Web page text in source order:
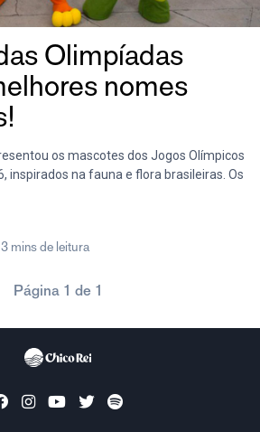
Olimpíadas
nomes
os mascotes dos Jogos Olímpicos
inspirados na fauna e flora brasileiras. Os
3 mins de leitura
Página 1 de 1